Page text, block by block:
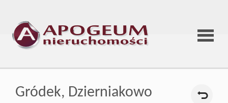
Strona
Gródek, Dzierniakowo